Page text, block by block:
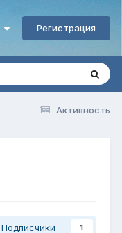
Регистрация
Активность
Подписчики 1